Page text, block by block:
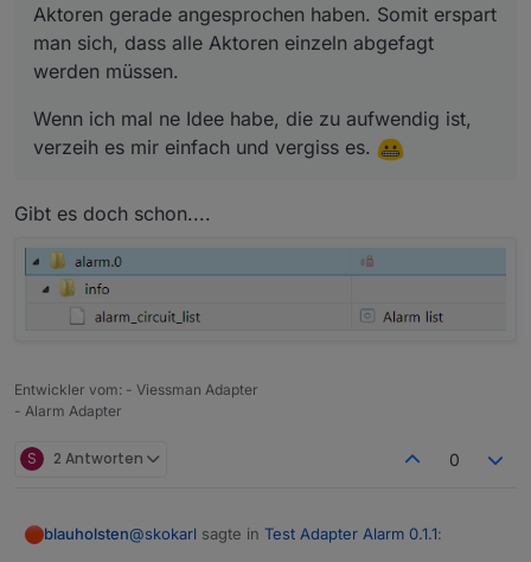
Aktoren gerade angesprochen haben. Somit erspart
man sich, dass alle Aktoren einzeln abgefagt
werden müssen.
Wenn ich mal ne Idee habe, die zu aufwendig ist,
verzeih es mir einfach und vergiss es.
Gibt es doch schon....
Entwickler vom: - Viessman Adapter
- Alarm Adapter
S 2 Antworten 0
blauholsten@skokarl sagte in Test Adapter Alarm 0.1.1: